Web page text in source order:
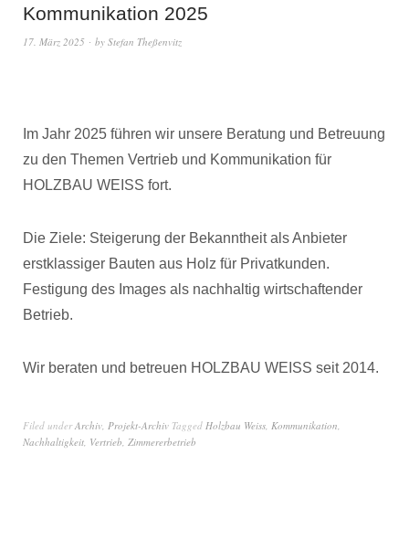
Kommunikation 2025
17. März 2025 by Stefan Theßenvitz
Im Jahr 2025 führen wir unsere Beratung und Betreuung
zu den Themen Vertrieb und Kommunikation für
HOLZBAU WEISS fort.
Die Ziele: Steigerung der Bekanntheit als Anbieter
erstklassiger Bauten aus Holz für Privatkunden.
Festigung des Images als nachhaltig wirtschaftender
Betrieb.
Wir beraten und betreuen HOLZBAU WEISS seit 2014.
Filed underArchiv, Projekt-Archiv Tagged Holzbau Weiss, Kommunikation,
Nachhaltigkeit, Vertrieb, Zimmererbetrieb